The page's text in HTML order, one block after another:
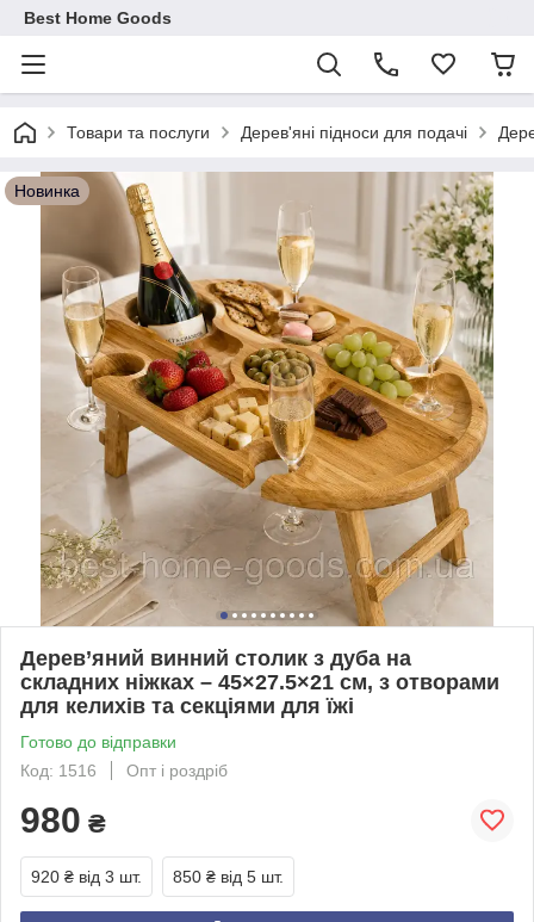
Best Home Goods
Товари та послуги Дерев'яні підноси для подачі
Новинка
Дерев’яний винний столик з дуба на
складних ніжках – 45×27.5×21 см, з отворами
для келихів та секціями для їжі
Готово до відправки
Код: 1516
Опт і роздріб
980 ₴
920 ₴ від 3 шт. 850 ₴ від 5 шт.